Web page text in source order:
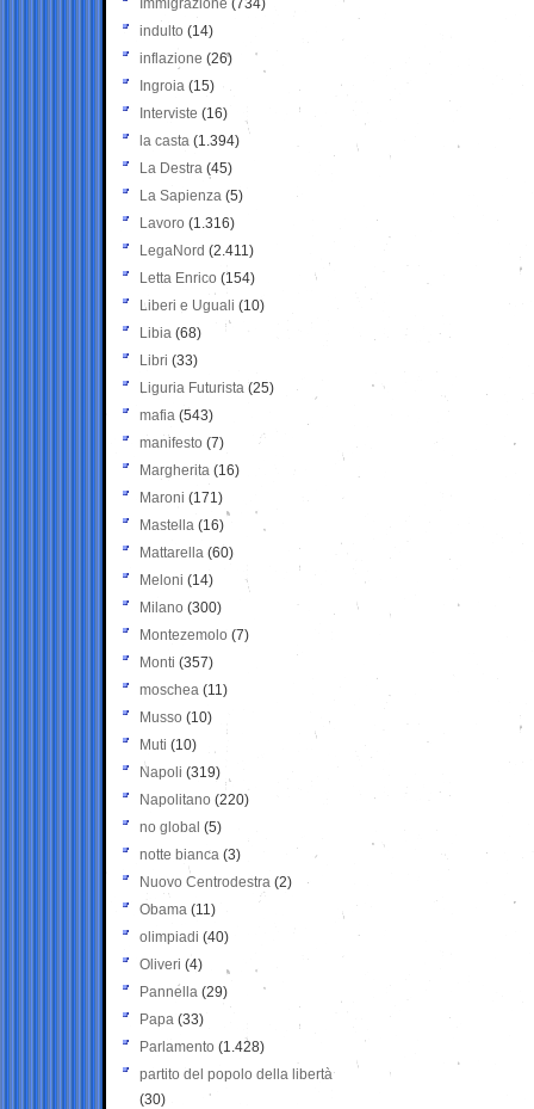
Immigrazione (734)
indulto (14)
inflazione (26)
Ingroia (15)
Interviste (16)
la casta (1.394)
La Destra (45)
La Sapienza (5)
Lavoro (1.316)
LegaNord (2.411)
Letta Enrico (154)
Liberi e Uguali (10)
Libia (68)
Libri (33)
Liguria Futurista (25)
mafia (543)
manifesto (7)
Margherita (16)
Maroni (171)
Mastella (16)
Mattarella (60)
Meloni (14)
Milano (300)
Montezemolo (7)
Monti (357)
moschea (11)
Musso (10)
Muti (10)
Napoli (319)
Napolitano (220)
no global (5)
notte bianca (3)
Nuovo Centrodestra (2)
Obama (11)
olimpiadi (40)
Oliveri (4)
Pannella (29)
Papa (33)
Parlamento (1.428)
partito del popolo della libertà
(30)